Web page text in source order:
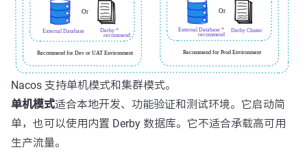
Nacos 支持单机模式和集群模式。
单机模式适合本地开发、功能验证和测试环境。它启动简
单，也可以使用内置 Derby 数据库。它不适合承载高可用
生产流量。